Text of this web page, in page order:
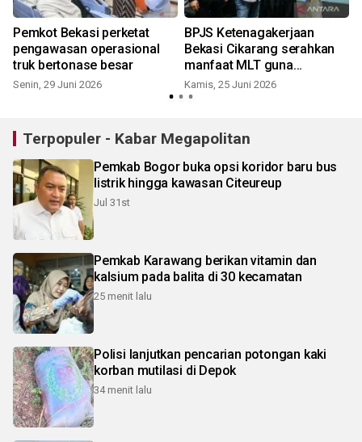
Pemkot Bekasi perketat
pengawasan operasional
truk bertonase besar
Senin, 29 Juni 2026
BPJS Ketenagakerjaan
Bekasi Cikarang serahkan
manfaat MLT guna
wujudkan rumah impian
Kamis, 25 Juni 2026
Terpopuler - Kabar Megapolitan
Pemkab Bogor buka opsi koridor baru bus
listrik hingga kawasan Citeureup
Jul 31st
Pemkab Karawang berikan vitamin dan
kalsium pada balita di 30 kecamatan
25 menit lalu
Polisi lanjutkan pencarian potongan kaki
korban mutilasi di Depok
34 menit lalu